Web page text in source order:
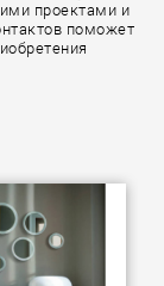
проектами и
поможет